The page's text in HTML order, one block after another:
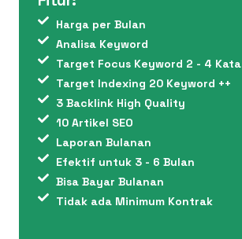
Harga per Bulan
Analisa Keyword
Target Focus Keyword 2 - 4 Kata
Target Indexing 20 Keyword ++
3 Backlink High Quality
10 Artikel SEO
Laporan Bulanan
Efektif untuk 3 - 6 Bulan
Bisa Bayar Bulanan
Tidak ada Minimum Kontrak